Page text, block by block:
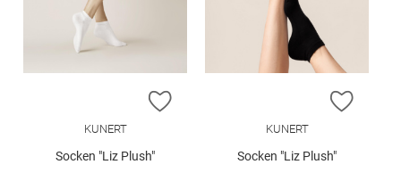
ZUR WUNSCHLISTE HINZUFÜGEN
KUNERT
Socken "Liz Plush"
ZUR
KUNERT
Socken "Liz Plush"